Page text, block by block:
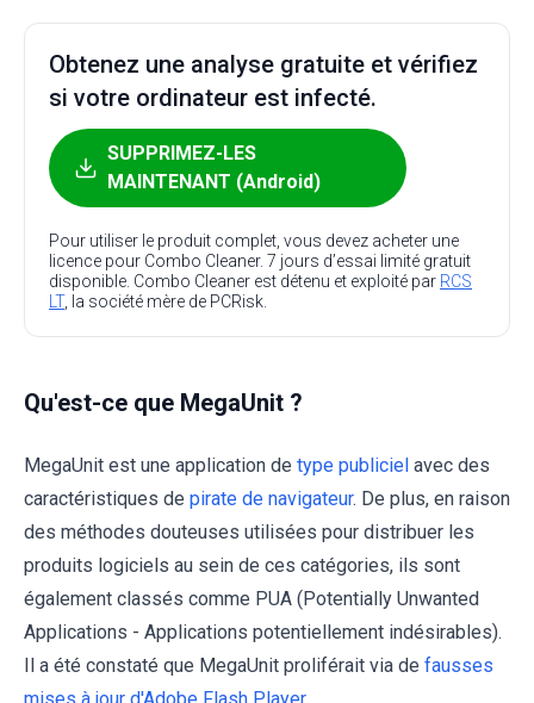
Obtenez une analyse gratuite et vérifiez
si votre ordinateur est infecté.
SUPPRIMEZ-LES
MAINTENANT (Android)
Pour utiliser le produit complet, vous devez acheter une
licence pour Combo Cleaner. 7 jours d’essai limité gratuit
disponible. Combo Cleaner est détenu et exploité par RCS
LT, la société mère de PCRisk.
Qu'est-ce que MegaUnit ?
MegaUnit est une application de type publiciel avec des
caractéristiques de pirate de navigateur. De plus, en raison
des méthodes douteuses utilisées pour distribuer les
produits logiciels au sein de ces catégories, ils sont
également classés comme PUA (Potentially Unwanted
Applications - Applications potentiellement indésirables).
Il a été constaté que MegaUnit proliférait via de fausses